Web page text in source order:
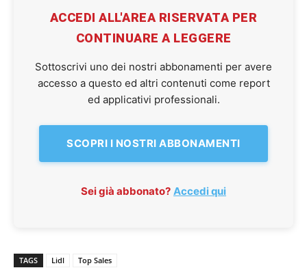
ACCEDI ALL'AREA RISERVATA PER
CONTINUARE A LEGGERE
Sottoscrivi uno dei nostri abbonamenti per avere
accesso a questo ed altri contenuti come report
ed applicativi professionali.
SCOPRI I NOSTRI ABBONAMENTI
Sei già abbonato? Accedi qui
TAGS Lidl Top Sales